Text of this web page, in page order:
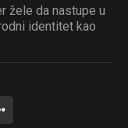
žele da nastupe u
identitet kao